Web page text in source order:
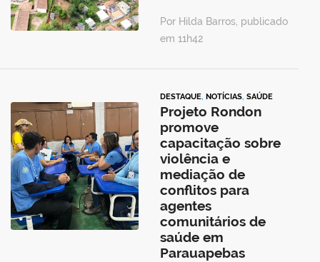
Por Hilda Barros, publicado
em 11h42
DESTAQUE, NOTÍCIAS, SAÚDE
Projeto Rondon
promove
capacitação sobre
violência e
mediação de
conflitos para
agentes
comunitários de
saúde em
Parauapebas